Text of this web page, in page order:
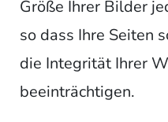
Größe Ihrer Bilder
so dass Ihre Seiten
die Integrität Ihrer
beeinträchtigen.